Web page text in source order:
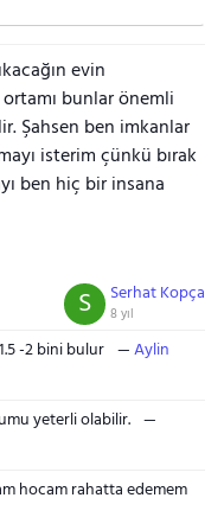
evin
bunlar önemli
Şahsen ben imkanlar
isterim çünkü bırak
ben hiç bir insana
Serhat Kopça
8 yıl
S
-2 bini bulur
Aylin
yeterli olabilir.
hocam rahatta edemem